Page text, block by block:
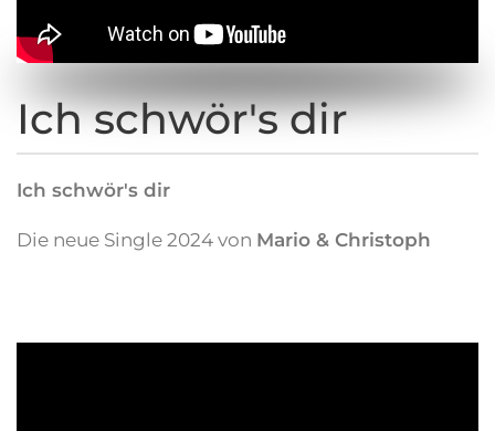
Ich schwör's dir
Ich schwör's dir
Die neue Single 2024 von Mario & Christoph